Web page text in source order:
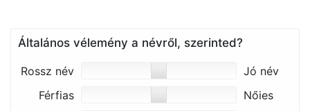
Általános vélemény a névről, szerinted?
Rossz név
Jó név
Férfias
Nőies